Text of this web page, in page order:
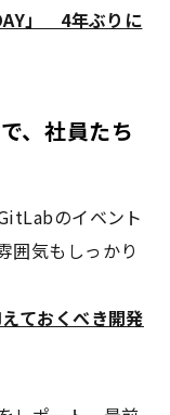
」 4年ぶりに
、社員たち
のイベント
囲気もしっかり
ておくべき開発